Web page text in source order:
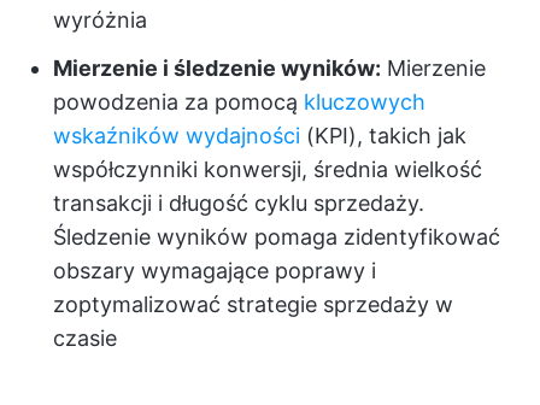
wyróżnia
Mierzenie i śledzenie wyników: Mierzenie
powodzenia za pomocą kluczowych
wskaźników wydajności (KPI), takich jak
współczynniki konwersji, średnia wielkość
transakcji i długość cyklu sprzedaży.
Śledzenie wyników pomaga zidentyfikować
obszary wymagające poprawy i
zoptymalizować strategie sprzedaży w
czasie